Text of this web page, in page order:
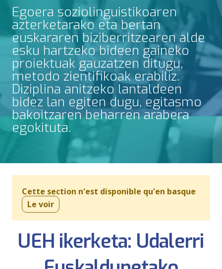
Egoera soziolinguistikoaren
azterketarako eta bertan
euskararen biziberritzearen alde
esku hartzeko bideen gaineko
proiektuak gauzatzen ditugu,
metodo zientifikoak erabiliz.
Diziplina anitzeko lantaldeen
bidez lan egiten dugu, egitasmo
bakoitzaren beharren arabera
egokituta.
Cette section n'est disponible qu'en basque
Le voir
UEH ikerketa: Udalerri